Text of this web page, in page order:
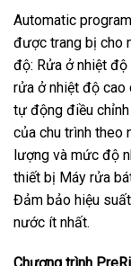
Automatic
được trang bị cho
độ: Rửa ở nhiệt
rửa ở nhiệt độ cao
tự động điều
của chu trình theo
lượng và mức độ
thiết bị Máy rửa
Đảm bảo hiệu
nước ít nhất.